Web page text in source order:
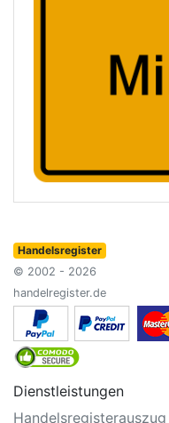
Handelsregister
© 2002 - 2026
handelregister.de
Dienstleistungen
Handelsregisterauszug